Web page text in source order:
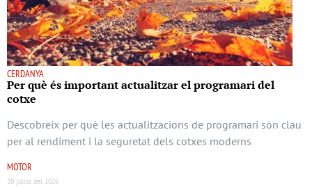
CERDANYA
Per què és important actualitzar el programari del
cotxe
Descobreix per què les actualitzacions de programari són clau
per al rendiment i la seguretat dels cotxes moderns
MOTOR
30 juliol del 2026